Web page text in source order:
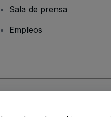
Sala de prensa
Empleos